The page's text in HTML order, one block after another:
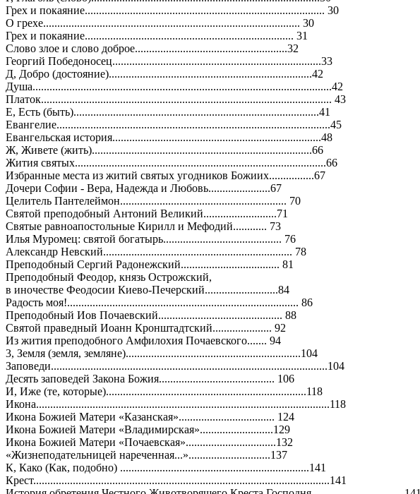
Грех и покаяние..................................................................................... 30
О грехе........................................................................................... 30
Грех и покаяние.......................................................................... 31
Слово злое и слово доброе......................................................32
Георгий Победоносец..........................................................................33
Д, Добро (достояние)........................................................................42
Душа..........................................................................................................42
Платок....................................................................................................... 43
Е, Есть (быть).......................................................................................41
Евангелие.................................................................................................45
Евангельская история..........................................................................48
Ж, Живете (жить)..............................................................................66
Жития святых.........................................................................................66
Избранные места из житий святых угодников Божиих................67
Дочери Софии - Вера, Надежда и Любовь......................67
Целитель Пантелеймон........................................................... 70
Святой преподобный Антоний Великий..........................71
Святые равноапостольные Кирилл и Мефодий............ 73
Илья Муромец: святой богатырь.......................................... 76
Александр Невский................................................................... 78
Преподобный Сергий Радонежский................................... 81
Преподобный Феодор, князь Острожский,
в иночестве Феодосии Киево-Печерский..........................84
Радость моя!.................................................................................. 86
Преподобный Иов Почаевский............................................ 88
Святой праведный Иоанн Кронштадтский..................... 92
Из жития преподобного Амфилохия Почаевского....... 94
3, Земля (земля, земляне)..............................................................104
Заповеди..................................................................................................104
Десять заповедей Закона Божия......................................... 106
И, Иже (те, которые).......................................................................118
Икона........................................................................................................118
Икона Божией Матери «Казанская».................................. 124
Икона Божией Матери «Владимирская»..........................129
Икона Божией Матери «Почаевская»................................132
«Жизнеподательницей нареченная...».............................137
К, Како (Как, подобно) ...................................................................141
Крест.........................................................................................................141